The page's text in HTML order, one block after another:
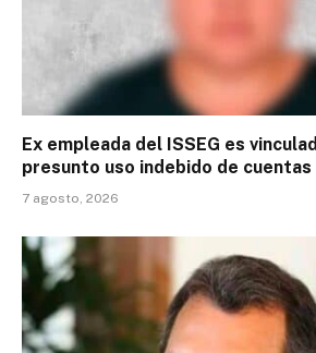
Ex empleada del ISSEG es
presunto uso indebido de cuentas
7 agosto, 2026